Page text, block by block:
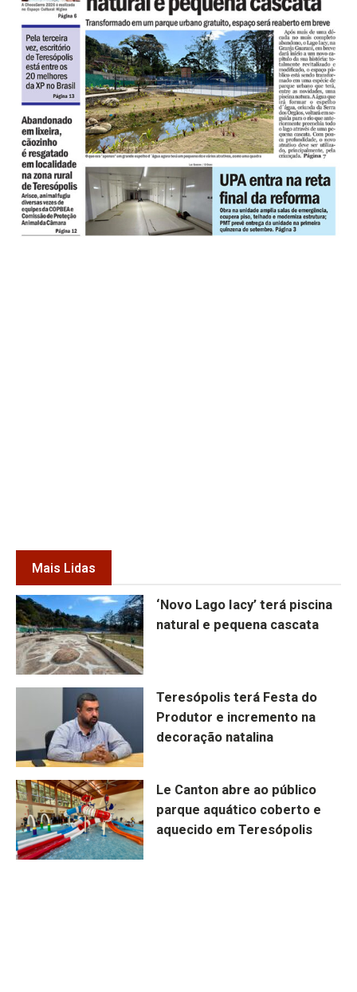
Mais Lidas
‘Novo Lago Iacy’ terá piscina
natural e pequena cascata
Teresópolis terá Festa do
Produtor e incremento na
decoração natalina
Le Canton abre ao público
parque aquático coberto e
aquecido em Teresópolis